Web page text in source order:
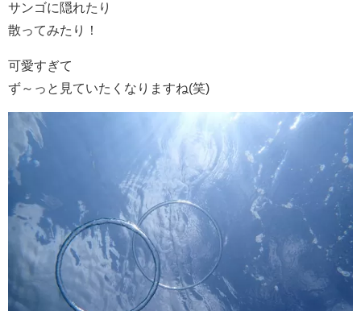
サンゴに隠れたり
散ってみたり！
可愛すぎて
ず～っと見ていたくなりますね(笑)